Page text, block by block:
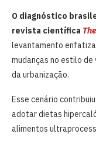
O diagnóstico
revista científica
levantamento
mudanças no estilo
da urbanização.
Esse cenário
adotar dietas
alimentos